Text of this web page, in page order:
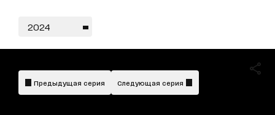
2024
Предыдущая серия Следующая серия